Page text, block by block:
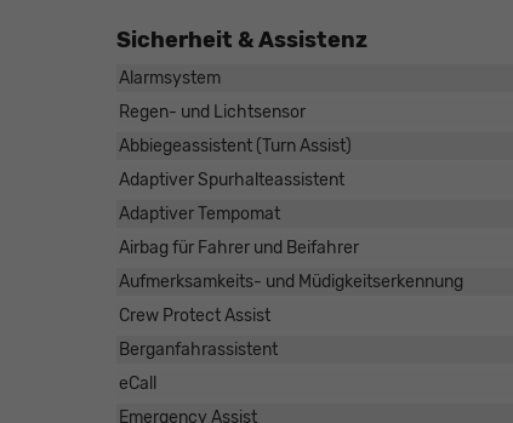
Sicherheit & Assistenz
Alarmsystem
Regen- und Lichtsensor
Abbiegeassistent (Turn Assist)
Adaptiver Spurhalteassistent
Adaptiver Tempomat
Airbag für Fahrer und Beifahrer
Aufmerksamkeits- und Müdigkeitserkennung
Crew Protect Assist
Berganfahrassistent
eCall
Emergency Assist